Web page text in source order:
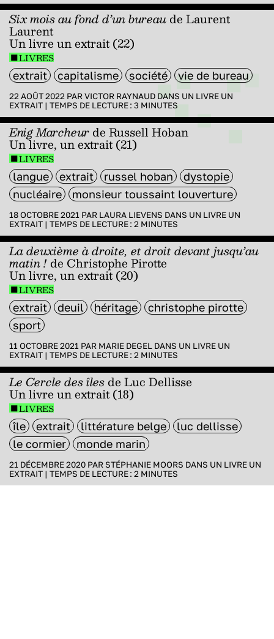
Six mois au fond d’un bureaude Laurent
Laurent
Un livre un extrait (22)
LIVRES
extrait capitalisme société vie de bureau
22 AOÛT 2022 PARVICTOR RAYNAUD DANS UN LIVRE UN
EXTRAIT | TEMPS DE LECTURE : 3 MINUTES
Enig Marcheurde Russell Hoban
Un livre, un extrait (21)
LIVRES
langue extrait russel hoban
dystopie
nucléaire
monsieur toussaint louverture
18 OCTOBRE 2021 PAR LAURA LIEVENS DANS UN LIVRE UN
EXTRAIT | TEMPS DE LECTURE : 2 MINUTES
La deuxième à droite, et droit devant jusqu’au
matin ! de Christophe Pirotte
Un livre, un extrait (20)
LIVRES
extrait deuil héritage
christophe pirotte
sport
11 OCTOBRE 2021 PAR MARIE DEGEL DANS UN LIVRE UN
EXTRAIT | TEMPS DE LECTURE : 2 MINUTES
Le Cercle des îlesde Luc Dellisse
Un livre un extrait (18)
LIVRES
île extrait littérature belge
luc dellisse
le cormier
monde marin
21 DÉCEMBRE 2020 PAR STÉPHANIE MOORS DANS UN LIVRE UN
EXTRAIT | TEMPS DE LECTURE : 2 MINUTES